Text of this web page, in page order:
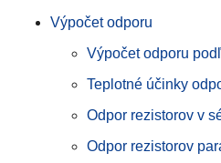
Výpočet odporu
Výpočet odporu
Teplotné účinky
Odpor rezistorov v
Odpor rezistorov